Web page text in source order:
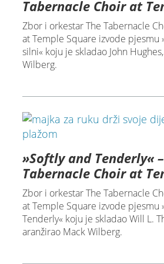
Tabernacle Choir at
Zbor i orkestar The Tabernacle
at Temple Square izvode pjesmu
silni« koju je skladao John
Wilberg.
»Softly and Tenderly«
Tabernacle Choir at
Zbor i orkestar The Tabernacle
at Temple Square izvode pjesmu
Tenderly« koju je skladao Will L.
aranžirao Mack Wilberg.